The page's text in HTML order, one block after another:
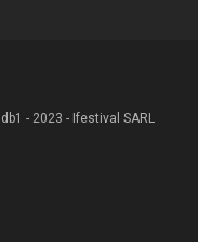
- 2023 - Ifestival SARL